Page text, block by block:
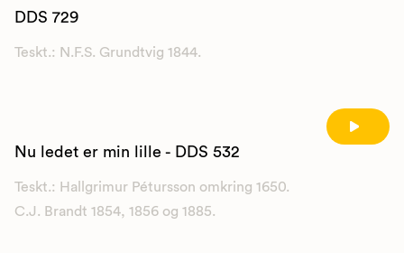
DDS 729
Teskt.: N.F.S. Grundtvig 1844.
Nu ledet er min lille - DDS 532
Teskt.: Hallgrimur Pétursson omkring 1650.
C.J. Brandt 1854, 1856 og 1885.